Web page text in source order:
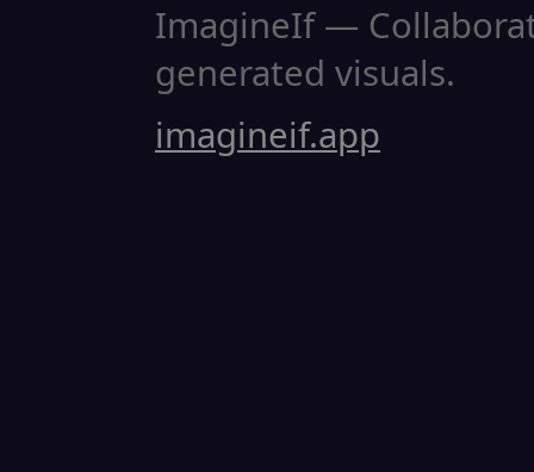
ImagineIf —
generated visuals.
imagineif.app